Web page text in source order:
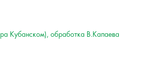
Кубанском), обработка В.Капаева